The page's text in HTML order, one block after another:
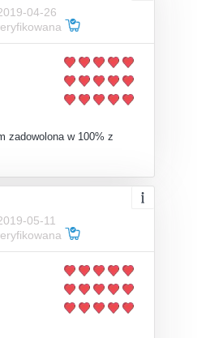
04-26
zadowolona w 100% z
05-11